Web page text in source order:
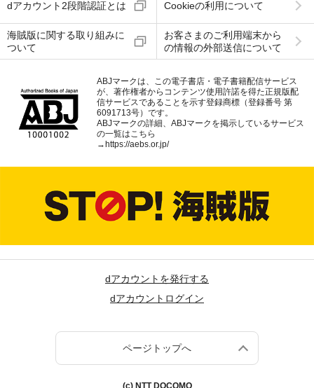
dアカウント2段階認証とは Cookieの利用について
海賊版に関する取り組みに
ついて
お客さまのご利用端末から
の情報の外部送信について
ABJマークは、この電子書店・電子書籍配信サービス
が、著作権者からコンテンツ使用許諾を得た正規版配
信サービスであることを示す登録商標（登録番号 第
6091713号）です。
ABJマークの詳細、ABJマークを掲示しているサービス
の一覧はこちら
→ https://aebs.or.jp/
dアカウントを発行する
dアカウントログイン
ページトップへ